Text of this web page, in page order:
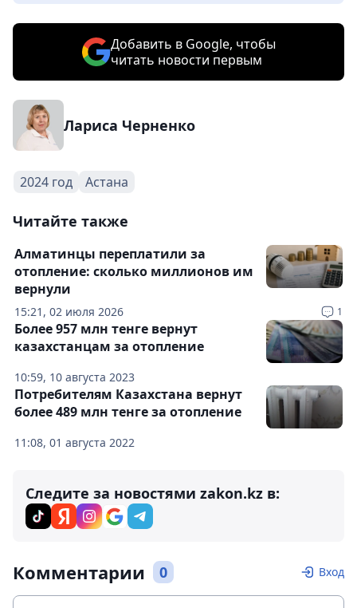
Добавить в Google, чтобы
читать новости первым
Лариса Черненко
2024 год Астана
Читайте также
15:21, 02 июля 2026 1
Алматинцы переплатили за
отопление: сколько миллионов им
вернули
10:59, 10 августа 2023
Более 957 млн тенге вернут
казахстанцам за отопление
11:08, 01 августа 2022
Потребителям Казахстана вернут
более 489 млн тенге за отопление
Следите за новостями zakon.kz в:
Комментарии 0 Вход